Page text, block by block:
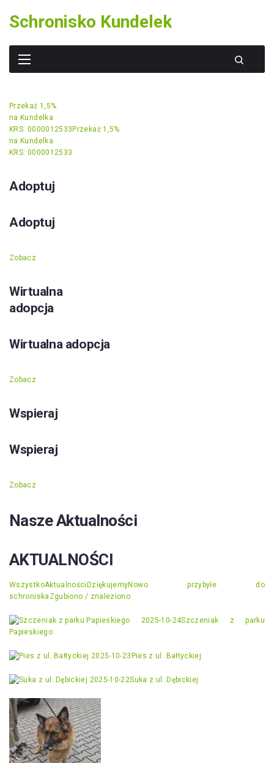
content
Schronisko Kundelek
Przekaż 1,5%
na Kundelka
KRS: 0000012533 Przekaż 1,5%
na Kundelka
KRS: 0000012533
Adoptuj
Adoptuj
Zobacz
Wirtualna
adopcja
Wirtualna adopcja
Zobacz
Wspieraj
Wspieraj
Zobacz
Nasze Aktualności
AKTUALNOŚCI
WszystkoAktualności DziękujemyNowo przybyłe do
schroniska Zgubiono / znaleziono
2025-10-24Szczeniak z parku
Papieskiego
2025-10-23 Pies z ul. Bałtyckiej
2025-10-22Suka z ul. Dębickiej